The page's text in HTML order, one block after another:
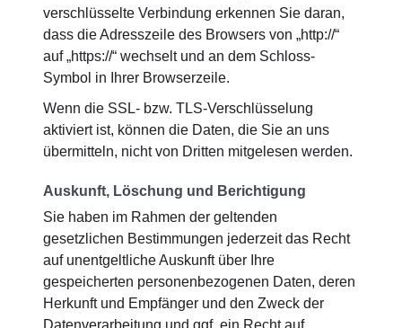
verschlüsselte Verbindung erkennen Sie daran,
dass die Adresszeile des Browsers von „http://“
auf „https://“ wechselt und an dem Schloss-
Symbol in Ihrer Browserzeile.
Wenn die SSL- bzw. TLS-Verschlüsselung
aktiviert ist, können die Daten, die Sie an uns
übermitteln, nicht von Dritten mitgelesen werden.
Auskunft, Löschung und Berichtigung
Sie haben im Rahmen der geltenden
gesetzlichen Bestimmungen jederzeit das Recht
auf unentgeltliche Auskunft über Ihre
gespeicherten personenbezogenen Daten, deren
Herkunft und Empfänger und den Zweck der
Datenverarbeitung und ggf. ein Recht auf